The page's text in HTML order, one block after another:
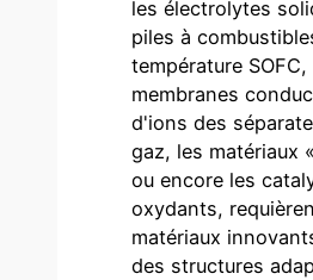
les électrolytes
piles à
température SOFC,
membranes
d'ions des
gaz, les matériaux
ou encore les
oxydants,
matériaux
des structures